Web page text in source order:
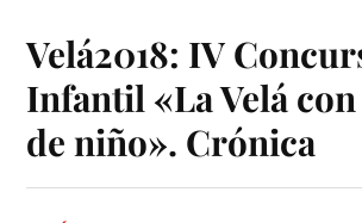
Velá2018: IV
Infantil «La Velá
de niño». Crónica